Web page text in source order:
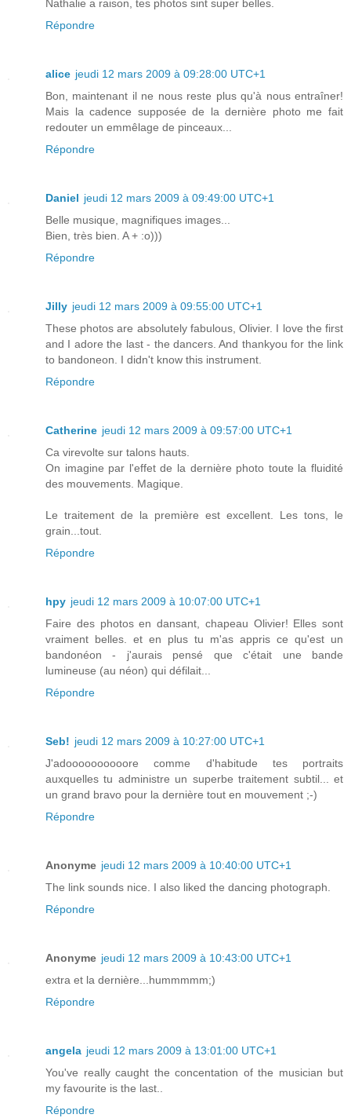
Nathalie a raison, tes photos sint super belles.
Répondre
alice jeudi 12 mars 2009 à 09:28:00 UTC+1
Bon, maintenant il ne nous reste plus qu'à nous entraîner!
Mais la cadence supposée de la dernière photo me fait
redouter un emmêlage de pinceaux...
Répondre
Daniel jeudi 12 mars 2009 à 09:49:00 UTC+1
Belle musique, magnifiques images...
Bien, très bien. A + :o)))
Répondre
Jilly jeudi 12 mars 2009 à 09:55:00 UTC+1
These photos are absolutely fabulous, Olivier. I love the first
and I adore the last - the dancers. And thankyou for the link
to bandoneon. I didn't know this instrument.
Répondre
Catherine jeudi 12 mars 2009 à 09:57:00 UTC+1
Ca virevolte sur talons hauts.
On imagine par l'effet de la dernière photo toute la fluidité
des mouvements. Magique.
Le traitement de la première est excellent. Les tons, le
grain...tout.
Répondre
hpy jeudi 12 mars 2009 à 10:07:00 UTC+1
Faire des photos en dansant, chapeau Olivier! Elles sont
vraiment belles. et en plus tu m'as appris ce qu'est un
bandonéon - j'aurais pensé que c'était une bande
lumineuse (au néon) qui défilait...
Répondre
Seb! jeudi 12 mars 2009 à 10:27:00 UTC+1
J'adoooooooooore comme d'habitude tes portraits
auxquelles tu administre un superbe traitement subtil... et
un grand bravo pour la dernière tout en mouvement ;-)
Répondre
Anonyme jeudi 12 mars 2009 à 10:40:00 UTC+1
The link sounds nice. I also liked the dancing photograph.
Répondre
Anonyme jeudi 12 mars 2009 à 10:43:00 UTC+1
extra et la dernière...hummmmm;)
Répondre
angela jeudi 12 mars 2009 à 13:01:00 UTC+1
You've really caught the concentation of the musician but
my favourite is the last..
Répondre